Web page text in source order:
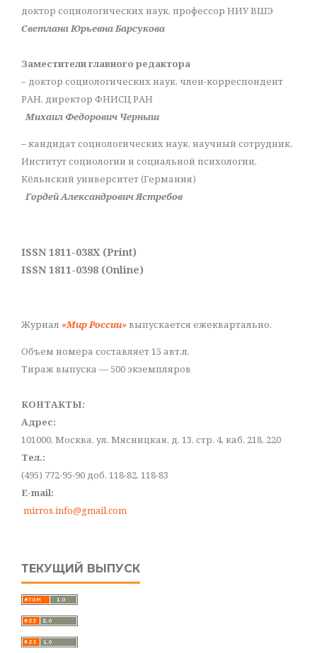
доктор социологических наук, профессор НИУ ВШЭ
Светлана Юрьевна Барсукова
Заместители главного редактора
– доктор социологических наук, член-корреспондент
РАН, директор ФНИСЦ РАН
Михаил Федорович Черныш
– кандидат социологических наук, научный сотрудник,
Институт социологии и социальной психологии,
Кёльнский университет (Германия)
Гордей Александрович Ястребов
ISSN 1811-038X (Print)
ISSN 1811-0398 (Online)
Журнал «Мир России»выпускается ежеквартально.
Объем номера составляет 15 авт.л.
Тираж выпуска — 500 экземпляров
КОНТАКТЫ:
Адрес:
101000, Москва, ул. Мясницкая, д. 13, стр. 4, каб. 218, 220
Тел.:
(495) 772-95-90 доб. 118-82, 118-83
E-mail:
mirros.info@gmail.com
ТЕКУЩИЙ ВЫПУСК